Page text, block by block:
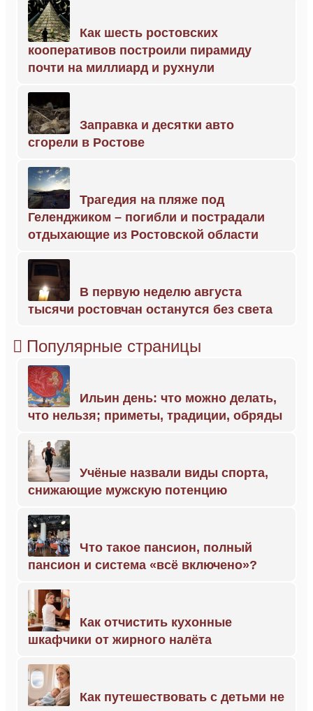
Как шесть ростовских
кооперативов построили пирамиду
почти на миллиард и рухнули
Заправка и десятки авто
сгорели в Ростове
Трагедия на пляже под
Геленджиком – погибли и пострадали
отдыхающие из Ростовской области
В первую неделю августа
тысячи ростовчан останутся без света
Популярные страницы
Ильин день: что можно делать,
что нельзя; приметы, традиции, обряды
Учёные назвали виды спорта,
снижающие мужскую потенцию
Что такое пансион, полный
пансион и система «всё включено»?
Как отчистить кухонные
шкафчики от жирного налёта
Как путешествовать с детьми не